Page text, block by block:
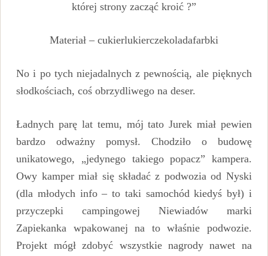
której strony zacząć kroić ?”
Materiał – cukierlukierczekoladafarbki
No i po tych niejadalnych z pewnością, ale pięknych
słodkościach, coś obrzydliwego na deser.
Ładnych parę lat temu, mój tato Jurek miał pewien
bardzo odważny pomysł. Chodziło o budowę
unikatowego, „jedynego takiego popacz” kampera.
Owy kamper miał się składać z podwozia od Nyski
(dla młodych info – to taki samochód kiedyś był) i
przyczepki campingowej Niewiadów marki
Zapiekanka wpakowanej na to właśnie podwozie.
Projekt mógł zdobyć wszystkie nagrody nawet na